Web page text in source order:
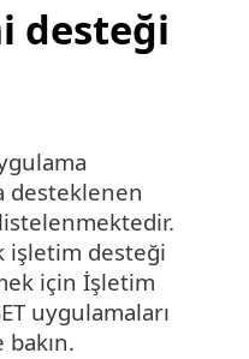
desteği
desteklenen
işletim desteği
için İşletim
uygulamaları